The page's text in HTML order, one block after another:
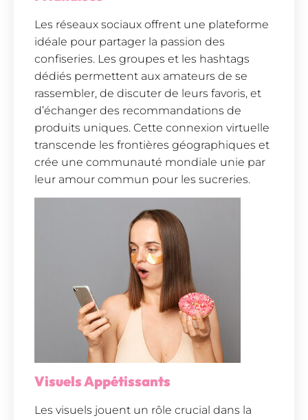
Les réseaux sociaux offrent une plateforme
idéale pour partager la passion des
confiseries. Les groupes et les hashtags
dédiés permettent aux amateurs de se
rassembler, de discuter de leurs favoris, et
d’échanger des recommandations de
produits uniques. Cette connexion virtuelle
transcende les frontières géographiques et
crée une communauté mondiale unie par
leur amour commun pour les sucreries.
Visuels Appétissants
Les visuels jouent un rôle crucial dans la